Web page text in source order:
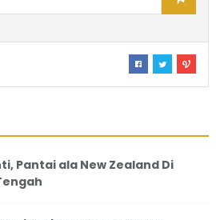
Pantai ala New Zealand Di